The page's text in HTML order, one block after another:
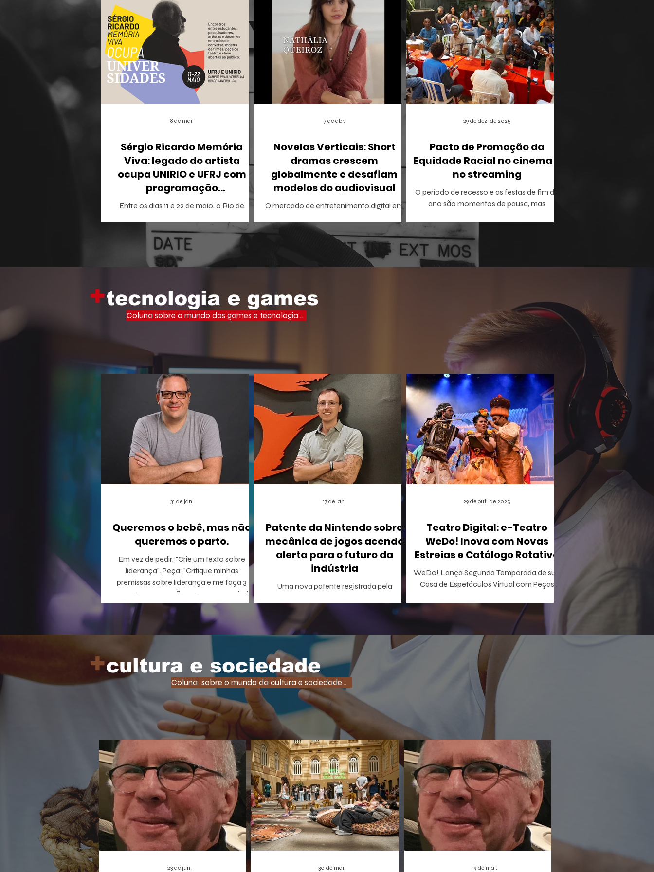
Sérgio Ricardo Memória
Viva: legado do artista
ocupa UNIRIO e UFRJ com
programação
multidisciplinar
Entre os dias 11 e 22 de maio, o Rio de
Memória Viva Ocupa Universidades, uma
iniciativa que leva o vasto acervo e a
filosofia de um dos maiores intelectuais da
cultura brasileira para o centro do debate
8 de mai.
Novelas Verticais: Short
dramas crescem
globalmente e desafiam
modelos do audiovisual
O mercado de entretenimento digital em
o espectador busca narrativas ágeis,
dramáticas e estritamente verticais.
7 de abr.
Pacto de Promoção da
Equidade Racial no cinema e
no streaming
O período de recesso e as festas de fim de
ano são momentos de pausa, mas
aprofundar o repertório sobre temas que
dominam a agenda social e corporativa.
29 de dez. de 2025
+tecnologia e games
Coluna sobre o mundo dos games e tecnologia...
Queremos o bebê, mas não
queremos o parto.
Em vez de pedir: "Crie um texto sobre
liderança". Peça: "Critique minhas
premissas sobre liderança e me faça 3
perguntas que eu não estou conseguindo
responder".
31 de jan.
Patente da Nintendo sobre
mecânica de jogos acende
alerta para o futuro da
indústria
Uma nova patente registrada pela
causando um rebuliço no mundo dos
games. A empresa conseguiu o registro de
uma mecânica de invocação de
personagens secundários durante o jogo,
uma função super comum em RPGs e
jogos de ação. A medida, que pode afetar o
desenvolvimento de centenas de futuros
títulos, é vista como um risco,
especialmente para os estúdios
independentes.
17 de jan.
Teatro Digital: e-Teatro
WeDo! Inova com Novas
Estreias e Catálogo Rotativo
WeDo! Lança Segunda Temporada de sua
Casa de Espetáculos Virtual com Peças
A WeDo! Entretenimento acaba de apertar
o play em uma nova fase do e-Teatro
WeDo! , a primeira casa de espetáculos
virtual e gamificada do mundo. Esta nova
temporada não só reforça a proposta de
democratização da cultura digital, como
também estreia duas produções que
prometem dar o que falar: o musical infantil
A Borboleta Sem Asas e a homenagem
nortista
29 de out. de 2025
+cultura e sociedade
Coluna sobre o mundo da cultura e sociedade...
23 de jun. 30 de mai. 19 de mai.